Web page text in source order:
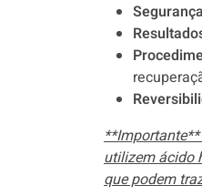
**Importante**
utilizem ácido
que podem